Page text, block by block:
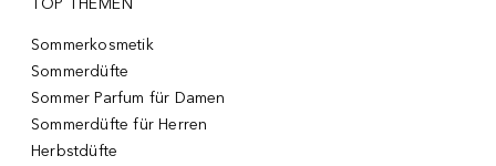
TOP THEMEN
Sommerkosmetik
Sommerdüfte
Sommer Parfum für Damen
Sommerdüfte für Herren
Herbstdüfte